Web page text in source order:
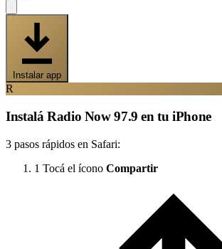
Instalar app
R
Instalá Radio Now 97.9 en tu iPhone
3 pasos rápidos en Safari:
1 Tocá el ícono Compartir